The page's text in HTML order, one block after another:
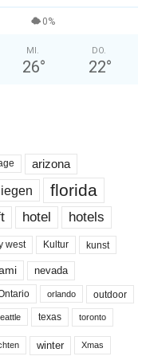
0%
MI.
26°
DO.
22°
arizona
florida
hotel hotels
west Kultur kunst
nevada
orlando outdoor
texas toronto
winter Xmas